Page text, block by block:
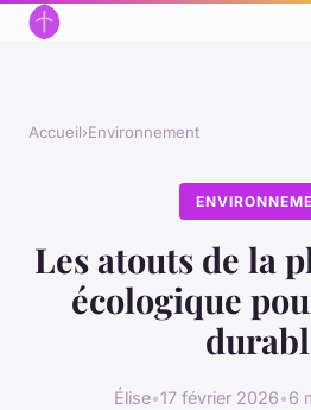
Accueil›Environnement
Les atouts de la
écologique
Élise•17 février 2026•6